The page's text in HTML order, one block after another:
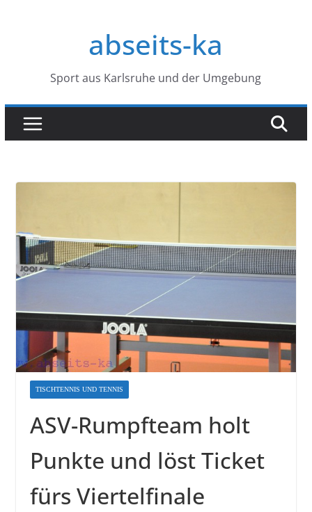
abseits-ka
Sport aus Karlsruhe und der Umgebung
TISCHTENNIS UND TENNIS
ASV-Rumpfteam holt
Punkte und löst Ticket
fürs Viertelfinale